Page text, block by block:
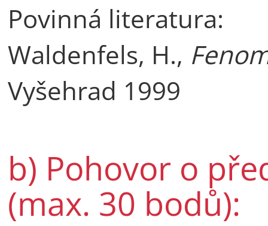
Povinná literatura:
Waldenfels, H.,
Vyšehrad 1999
b) Pohovor o
(max. 30 bodů):